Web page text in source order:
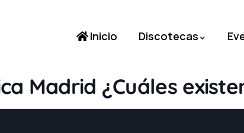
Inicio Discotecas
Madrid ¿Cuáles